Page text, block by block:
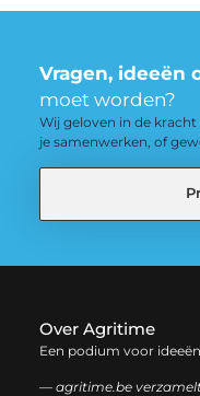
Vragen, ideeën
moet worden?
Wij geloven in de kracht
je samenwerken, of
Over Agritime
Een podium voor
— agritime.be